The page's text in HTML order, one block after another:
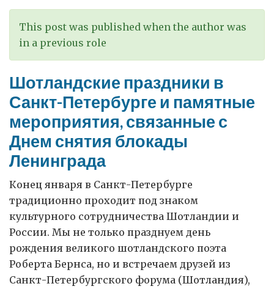
This post was published when the author was
in a previous role
Шотландские праздники в
Санкт-Петербурге и памятные
мероприятия, связанные с
Днем снятия блокады
Ленинграда
Конец января в Санкт-Петербурге
традиционно проходит под знаком
культурного сотрудничества Шотландии и
России. Мы не только празднуем день
рождения великого шотландского поэта
Роберта Бернса, но и встречаем друзей из
Санкт-Петербургского форума (Шотландия),